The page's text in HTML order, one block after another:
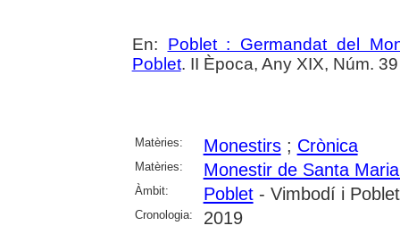
En: Poblet : Germandat del
Poblet. II Època, Any XIX, Núm.
Matèries: Monestirs; Crònica
Matèries: Monestir de Santa
Àmbit: Poblet- Vimbodí i Poblet
Cronologia: 2019